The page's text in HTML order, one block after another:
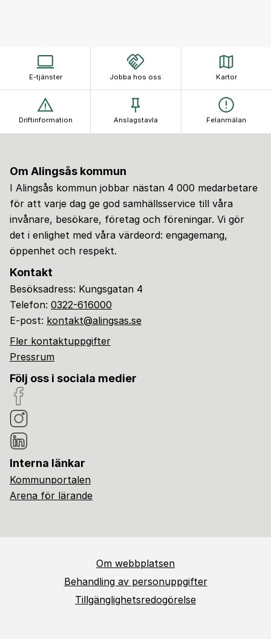
E-tjänster Jobba hos oss Kartor
Driftinformation Anslagstavla Felanmälan
Om Alingsås kommun
I Alingsås kommun jobbar nästan 4 000 medarbetare
för att varje dag ge god samhällsservice till våra
invånare, besökare, företag och föreningar. Vi gör
det i enlighet med våra värdeord: engagemang,
öppenhet och respekt.
Kontakt
Besöksadress: Kungsgatan 4
Telefon: 0322-616000
E-post: kontakt@alingsas.se
Fler kontaktuppgifter
Pressrum
Följ oss i sociala medier
Interna länkar
Kommunportalen
Arena för lärande
Om webbplatsen
Behandling av personuppgifter
Tillgänglighetsredogörelse